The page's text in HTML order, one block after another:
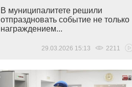
В муниципалитете решили
отпраздновать событие не только
награждением...
29.03.2026 15:13 2211